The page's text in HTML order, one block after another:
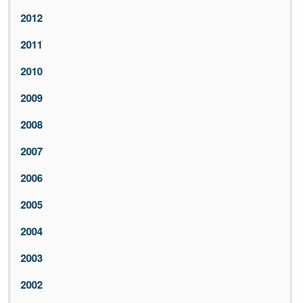
2012
2011
2010
2009
2008
2007
2006
2005
2004
2003
2002